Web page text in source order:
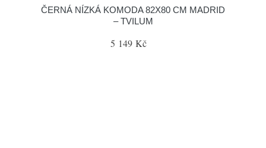
ČERNÁ NÍZKÁ KOMODA 82X80 CM MADRID
– TVILUM
5 149 Kč